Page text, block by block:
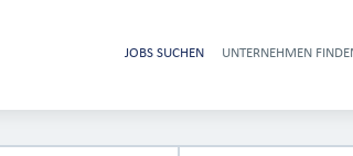
JOBS SUCHEN UNTERNEHMEN